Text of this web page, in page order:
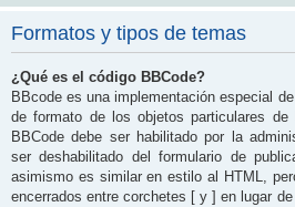
Formatos y tipos de temas
¿Qué es el código BBCode?
BBcode es una implementación especial
de formato de los objetos particulares
BBCode debe ser habilitado por la
ser deshabilitado del formulario de
asimismo es similar en estilo al HTML,
encerrados entre corchetes [ y ] en lugar